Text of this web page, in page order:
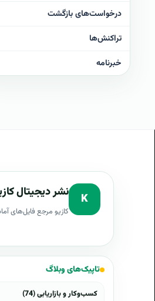
درخواست‌های بازگشت
تراکنش‌ها
خبرنامه
K نشر دیجیتال
کازیو مرجع فایل‌های
تاپیک‌های وبلاگ
کسب‌وکار و بازاریابی (74)